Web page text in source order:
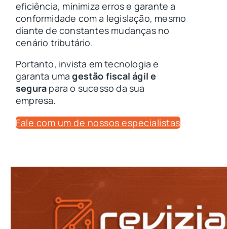
eficiência, minimiza erros e garante a
conformidade com a legislação, mesmo
diante de constantes mudanças no
cenário tributário.
Portanto, invista em tecnologia e
garanta umagestão fiscal ágil e
segura para o sucesso da sua
empresa.
Fale com um de nossos especialistas